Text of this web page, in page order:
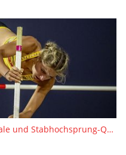
U20-WM Tag 1 | 5.000 Meter-Finale und Stabhochsprung-Quali